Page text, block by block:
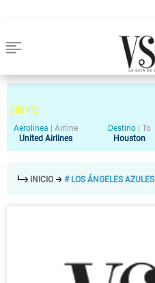
5:00HRS
Aerolinea
Airline
United Airlines
Destino
To
Houston
INICIO # LOS ÁNGELES AZULES